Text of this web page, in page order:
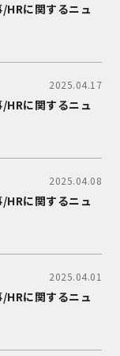
HRに関するニュ
2025.04.17
HRに関するニュ
2025.04.08
HRに関するニュ
2025.04.01
HRに関するニュ